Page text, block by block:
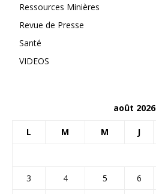
Ressources Minières
Revue de Presse
Santé
VIDEOS
août 2026
L M M J
3
4 5 6